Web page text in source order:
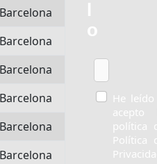
o
He
acepto
política
Política